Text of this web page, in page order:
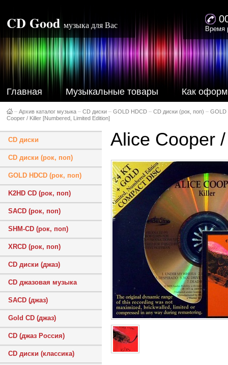
CD Good музыка для Вас Время
Главная Музыкальные товары Как
– Архив каталог музыка – CD диски – GOLD HDCD – CD диски (рок, поп) – GOLD
Cooper / Killer [Numbered, Limited Edition]
CD диски
CD диски (рок, поп)
GOLD HDCD (рок, поп)
K2HD CD (рок, поп)
SACD (рок, поп)
SHM-CD (рок, поп)
XRCD (рок, поп)
CD диски (джаз)
CD джазовая музыка
SACD (джаз)
Gold CD (джаз)
CD (джаз Россия)
CD диски (классика)
Alice Cooper